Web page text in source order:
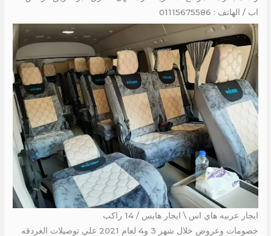
اب / الهاتف : 01115675586
ايجار عربيه هاي اس \ ايجار هايس / 14 راكب
خصومات وعروض خلال شهر 3 و4 لعام 2021 علي توصيلات الغردقه